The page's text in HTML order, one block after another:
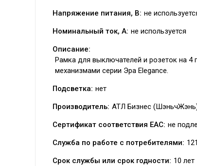
Напряжение питания, В: не
Номинальный ток, А: не используется
Описание:
Рамка для выключателей и розеток на 4
механизмами серии Эра Elegance.
Подсветка: нет
Производитель: АТЛ Бизнес
Сертификат соответствия EAC: не
Служба по работе с потребителями:
Срок службы или срок годности: 10 лет